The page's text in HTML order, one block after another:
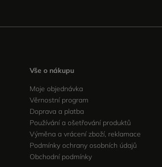
Vše o nákupu
Moje objednávka
Věrnostní program
Doprava a platba
Používání a ošetřování produktů
Výměna a vrácení zboží, reklamace
Podmínky ochrany osobních údajů
Obchodní podmínky